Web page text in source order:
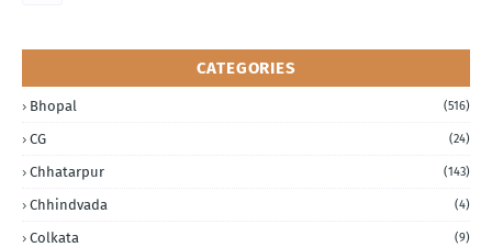
CATEGORIES
Bhopal (516)
CG (24)
Chhatarpur (143)
Chhindvada (4)
Colkata (9)